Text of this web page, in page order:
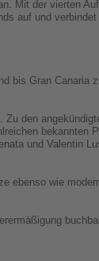
Mit der vierten
auf und
bis Gran Canaria
den
bekannten
und Valentin
ebenso wie